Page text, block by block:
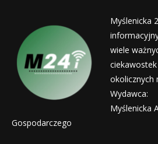
Myślenicka
wiele
okolicznych
Wydawca:
Myślenicka
Gospodarczego